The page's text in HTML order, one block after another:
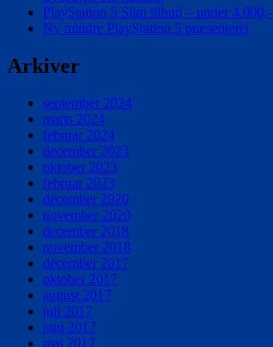
PlayStation 5 Slim tilbud – under 4.000,-
Ny mindre PlayStation 5 præsenteret
Arkiver
september 2024
marts 2024
februar 2024
december 2023
oktober 2023
februar 2023
december 2020
november 2020
december 2018
november 2018
december 2017
oktober 2017
august 2017
juli 2017
juni 2017
maj 2017